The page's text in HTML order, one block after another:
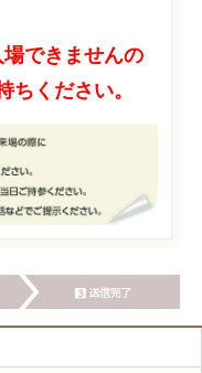
できませんの
ちください。